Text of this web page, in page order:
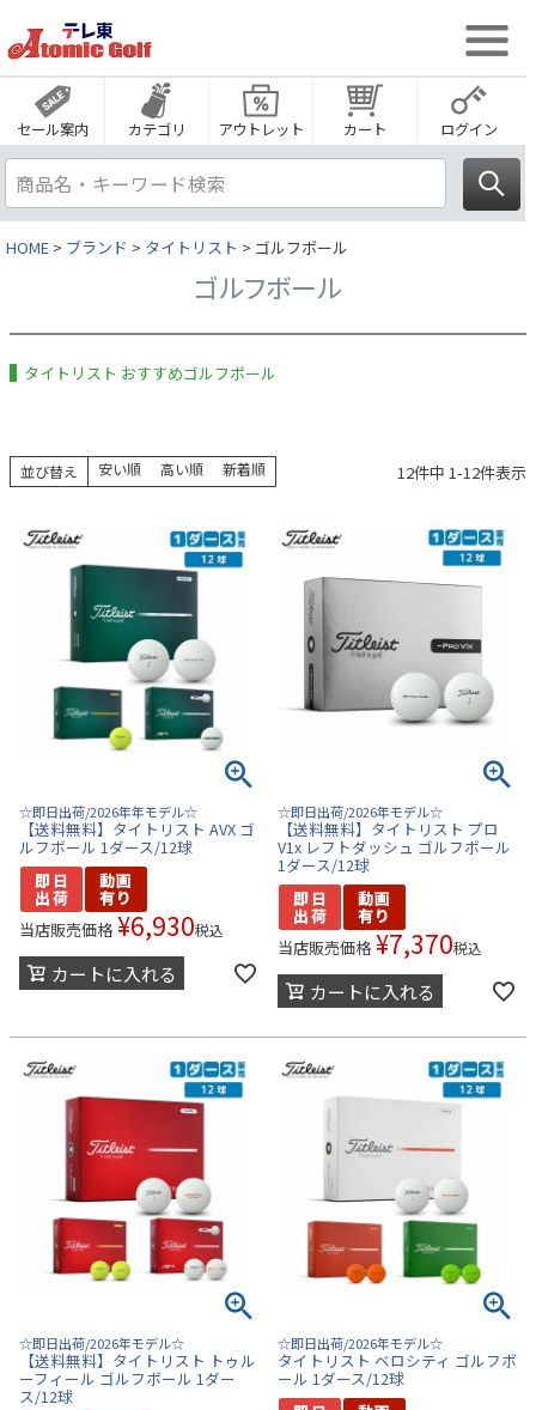
セール案内 カテゴリ アウトレット カート ログイン
HOME ブランド タイトリスト ゴルフボール
ゴルフボール
タイトリスト おすすめゴルフボール
並び替え 安い順 高い順 新着順 12件中 1-12件表示
☆即日出荷/2026年年モデル☆
【送料無料】タイトリスト AVX ゴ
ルフボール 1ダース/12球
当店販売価格 ¥6,930税込
カートに入れる
☆即日出荷/2026年モデル☆
【送料無料】タイトリスト プロ
V1x レフトダッシュ ゴルフボール
1ダース/12球
当店販売価格 ¥7,370税込
カートに入れる
☆即日出荷/2026年モデル☆
【送料無料】タイトリスト トゥル
ーフィール ゴルフボール 1ダー
ス/12球
☆即日出荷/2026年モデル☆
タイトリスト ベロシティ ゴルフボ
ール 1ダース/12球